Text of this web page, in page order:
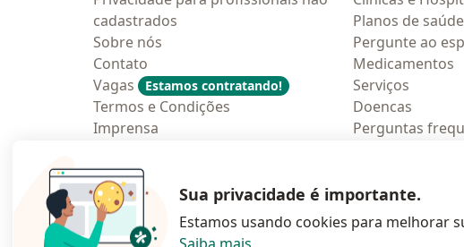
cadastrados
Sobre nós
Contato
Vagas
Estamos contratando!
Termos e Condições
Imprensa
Planos de saúde
Pergunte ao
Medicamentos
Serviços
Doencas
Perguntas
Sua privacidade é importante.
Estamos usando cookies para melhorar